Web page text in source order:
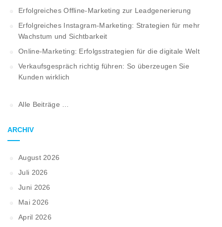
Erfolgreiches Offline-Marketing zur Leadgenerierung
Erfolgreiches Instagram-Marketing: Strategien für mehr
Wachstum und Sichtbarkeit
Online-Marketing: Erfolgsstrategien für die digitale Welt
Verkaufsgespräch richtig führen: So überzeugen Sie
Kunden wirklich
Alle Beiträge …
ARCHIV
August 2026
Juli 2026
Juni 2026
Mai 2026
April 2026